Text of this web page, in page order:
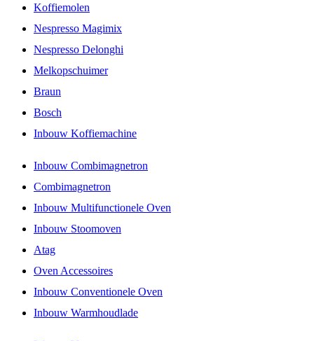
Koffiemolen
Nespresso Magimix
Nespresso Delonghi
Melkopschuimer
Braun
Bosch
Inbouw Koffiemachine
Inbouw Combimagnetron
Combimagnetron
Inbouw Multifunctionele Oven
Inbouw Stoomoven
Atag
Oven Accessoires
Inbouw Conventionele Oven
Inbouw Warmhoudlade